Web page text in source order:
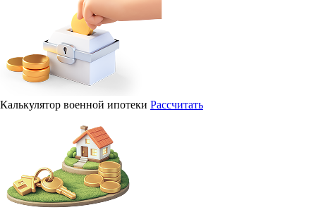
Калькулятор военной ипотеки Рассчитать